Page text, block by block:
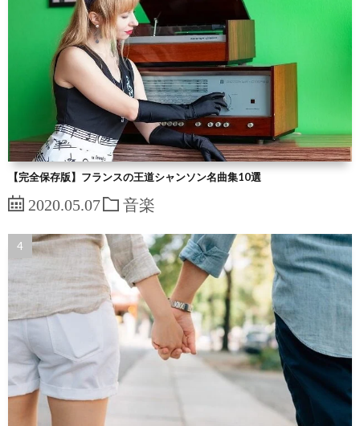
【完全保存版】フランスの王道シャンソン名曲集10選
2020.05.07 音楽